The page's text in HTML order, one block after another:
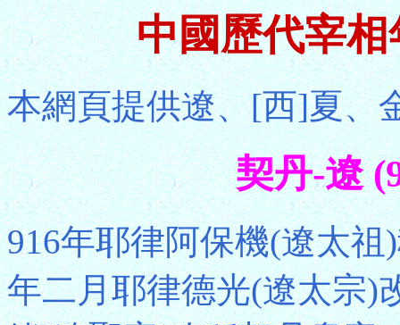
中國歷代宰
本網頁提供遼、[西]夏、
契丹-遼
916年耶律阿保機(遼太
年二月耶律德光(遼太宗)